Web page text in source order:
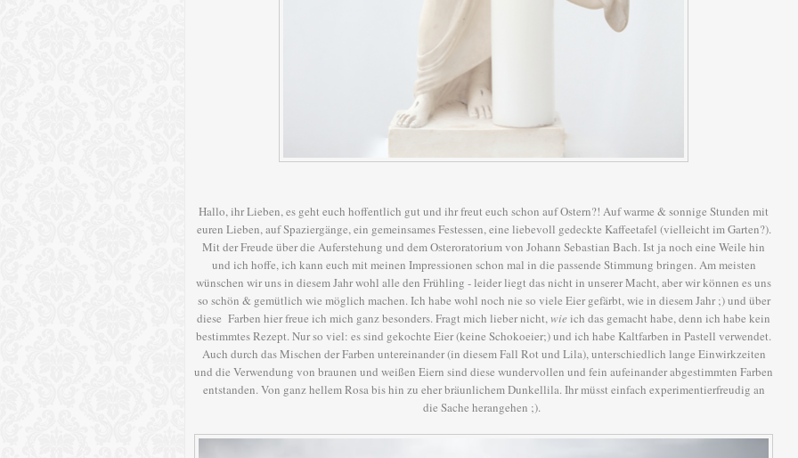
Hallo, ihr Lieben, es geht euch hoffentlich gut und ihr freut euch schon auf Ostern?! Auf warme & sonnige Stunden mit
euren Lieben, auf Spaziergänge, ein gemeinsames Festessen, eine liebevoll gedeckte Kaffeetafel (vielleicht im Garten?).
Mit der Freude über die Auferstehung und dem Osteroratorium von Johann Sebastian Bach. Ist ja noch eine Weile hin
und ich hoffe, ich kann euch mit meinen Impressionen schon mal in die passende Stimmung bringen. Am meisten
wünschen wir uns in diesem Jahr wohl alle den Frühling - leider liegt das nicht in unserer Macht, aber wir können es uns
so schön & gemütlich wie möglich machen. Ich habe wohl noch nie so viele Eier gefärbt, wie in diesem Jahr ;) und über
diese Farben hier freue ich mich ganz besonders. Fragt mich lieber nicht,wie ich das gemacht habe, denn ich habe kein
bestimmtes Rezept. Nur so viel: es sind gekochte Eier (keine Schokoeier;) und ich habe Kaltfarben in Pastell verwendet.
Auch durch das Mischen der Farben untereinander (in diesem Fall Rot und Lila), unterschiedlich lange Einwirkzeiten
und die Verwendung von braunen und weißen Eiern sind diese wundervollen und fein aufeinander abgestimmten Farben
entstanden. Von ganz hellem Rosa bis hin zu eher bräunlichem Dunkellila. Ihr müsst einfach experimentierfreudig an
die Sache herangehen ;).